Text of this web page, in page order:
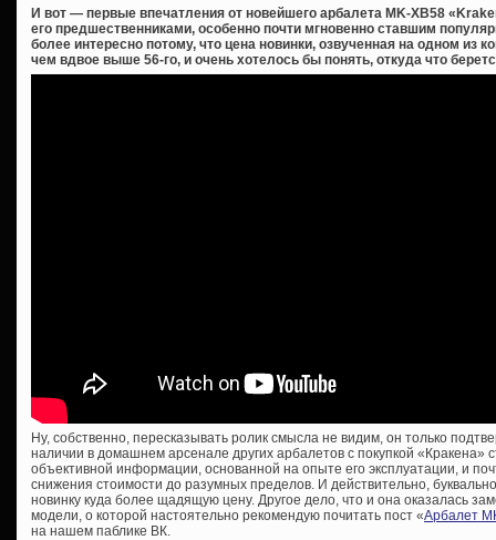
И вот — первые впечатления от новейшего арбалета MK-XB58
его предшественниками, особенно почти мгновенно ставшим
более интересно потому, что цена новинки, озвученная на одном из
чем вдвое выше 56-го, и очень хотелось бы понять, откуда что
Ну, собственно, пересказывать ролик смысла не видим, он только
наличии в домашнем арсенале других арбалетов с покупкой «Кракена»
объективной информации, основанной на опыте его эксплуатации, и
снижения стоимости до разумных пределов. И действительно,
новинку куда более щадящую цену. Другое дело, что и она оказалась
модели, о которой настоятельно рекомендую почитать пост «Арбалет
на нашем паблике ВК.